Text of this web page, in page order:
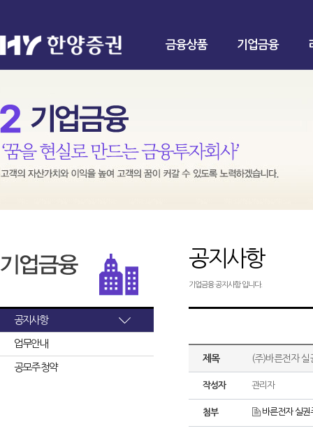
금융상품 기업금융
공지사항
업무안내
공모주 청약
공지사항
기업금융 공지사항 입니다.
제목 (주)바른전자
작성자 관리자
첨부 바른전자 실